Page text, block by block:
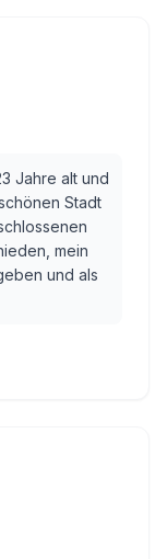
Jahre alt und
Stadt
mein
und als